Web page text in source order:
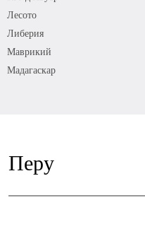
Лесото
Либерия
Маврикий
Мадагаскар
Перу